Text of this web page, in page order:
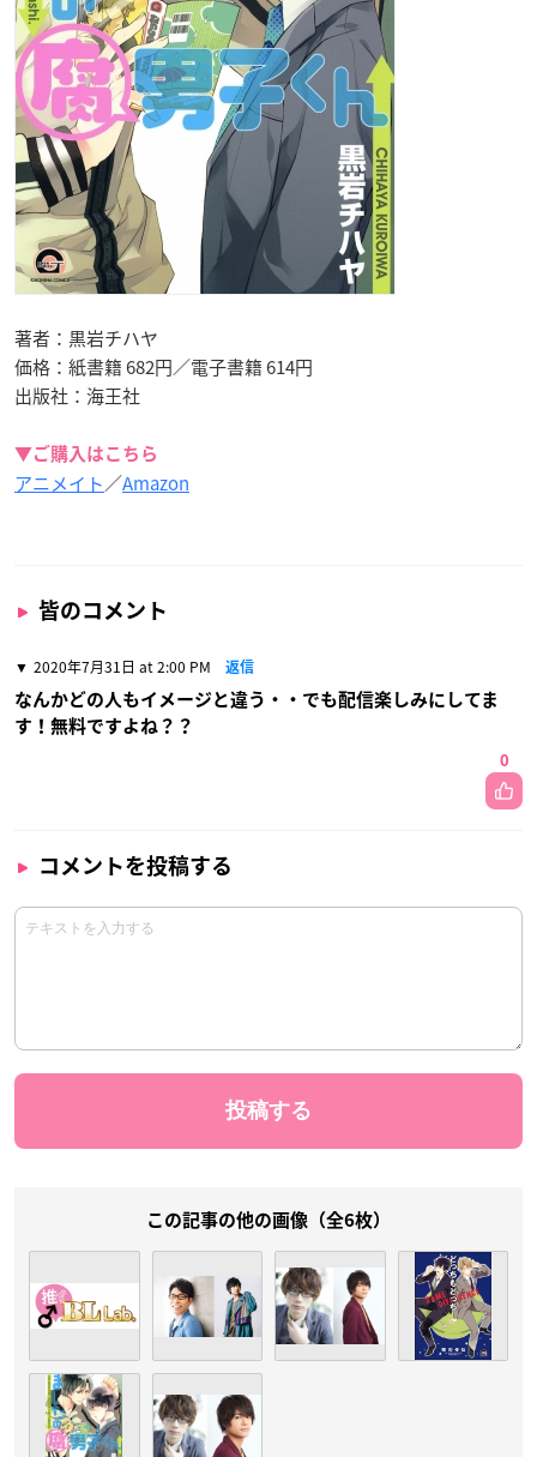
著者：黒岩チハヤ
価格：紙書籍 682円／電子書籍 614円
出版社：海王社
▼ご購入はこちら
アニメイト／Amazon
皆のコメント
2020年7月31日 at 2:00 PM 返信
なんかどの人もイメージと違う・・でも配信楽しみにしてま
す！無料ですよね？？
0
コメントを投稿する
この記事の他の画像（全6枚）